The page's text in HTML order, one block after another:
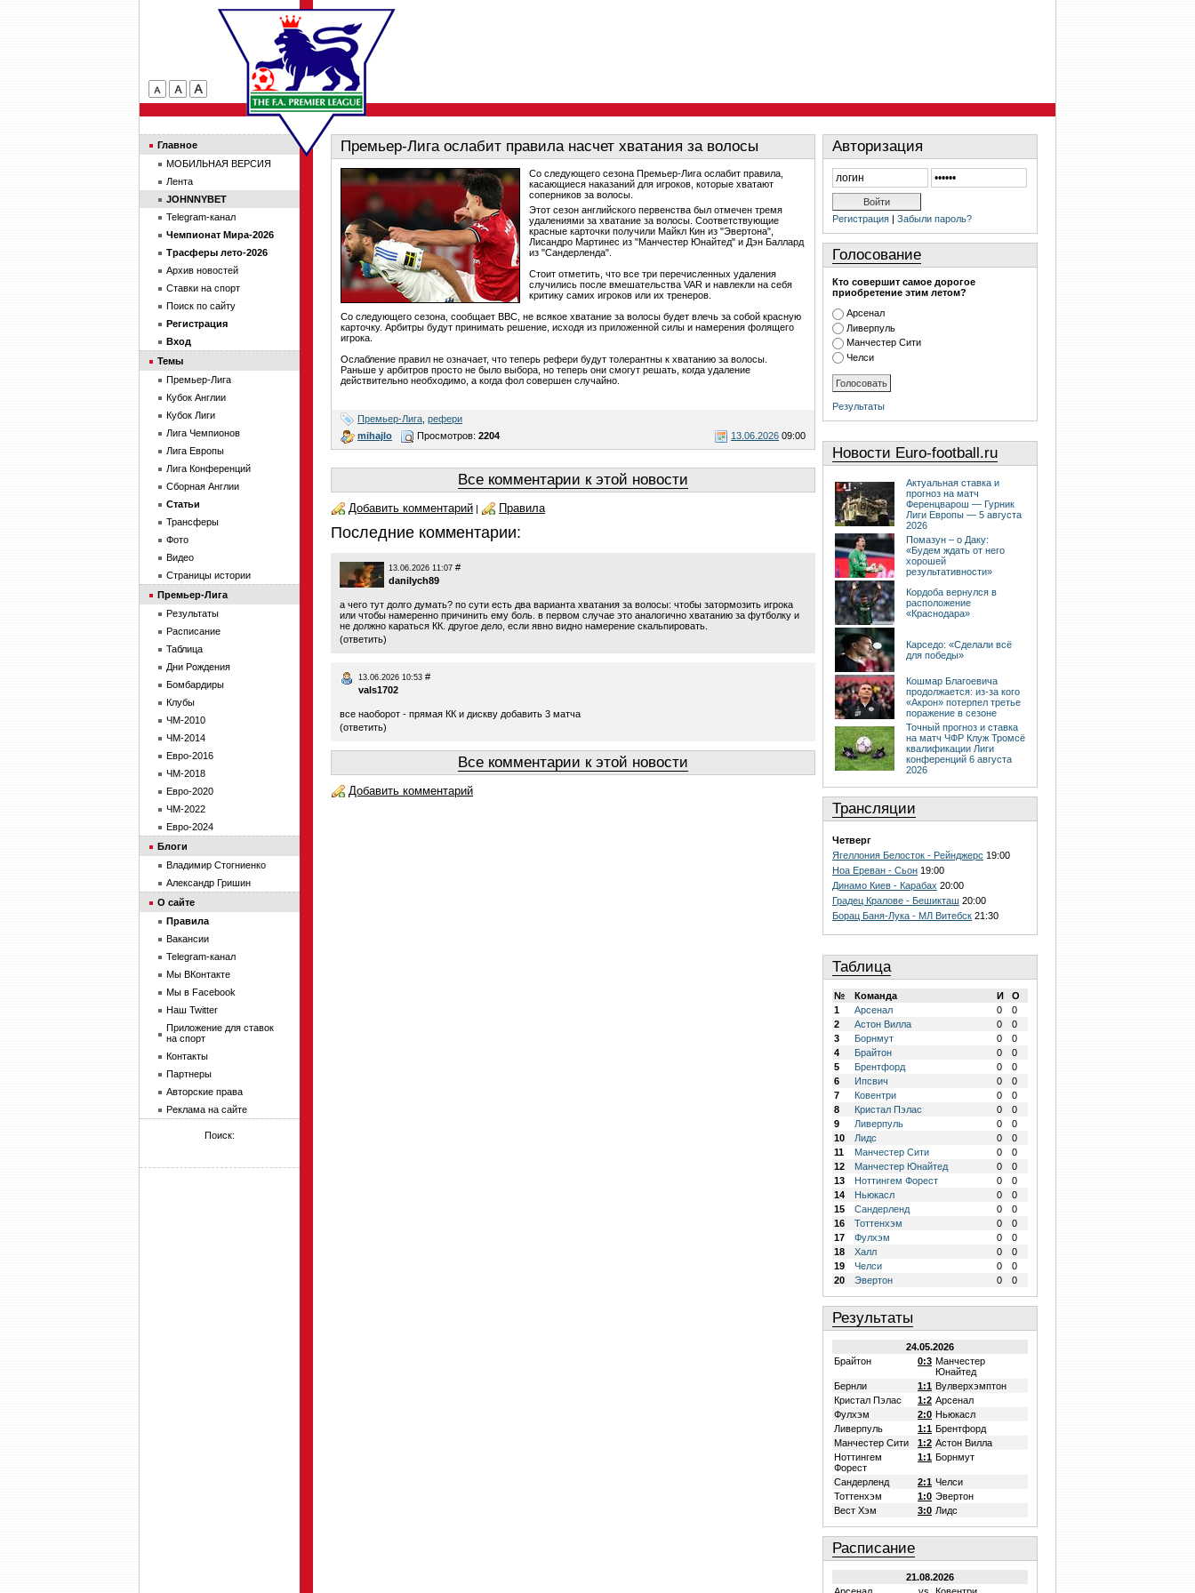
Премьер-Лига ослабит правила насчет хватания за волосы
Со следующего сезона Премьер-Лига ослабит правила,
касающиеся наказаний для игроков, которые хватают
соперников за волосы.
Этот сезон английского первенства был отмечен тремя
удалениями за хватание за волосы. Соответствующие
красные карточки получили Майкл Кин из "Эвертона",
Лисандро Мартинес из "Манчестер Юнайтед" и Дэн Баллард
из "Сандерленда".
Стоит отметить, что все три перечисленных удаления
случились после вмешательства VAR и навлекли на себя
критику самих игроков или их тренеров.
Со следующего сезона, сообщает BBC, не всякое хватание за волосы будет влечь за собой красную
карточку. Арбитры будут принимать решение, исходя из приложенной силы и намерения фолящего
игрока.
Ослабление правил не означает, что теперь рефери будут толерантны к хватанию за волосы.
Раньше у арбитров просто не было выбора, но теперь они смогут решать, когда удаление
действительно необходимо, а когда фол совершен случайно.
Премьер-Лига рефери
mihajlo
13.06.2026 09:00
Просмотров: 2204
Все комментарии к этой новости
Добавить комментарий | Правила
Последние комментарии:
13.06.2026 11:07 #
danilych89
а чего тут долго думать? по сути есть два варианта хватания за волосы: чтобы затормозить игрока
или чтобы намеренно причинить ему боль. в первом случае это аналогично хватанию за футболку и
не должно караться КК. другое дело, если явно видно намерение скальпировать.
(ответить)
13.06.2026 10:53 #
vals1702
все наоборот - прямая КК и дискву добавить 3 матча
(ответить)
Все комментарии к этой новости
Добавить комментарий
Авторизация
Регистрация | Забыли пароль?
Голосование
Кто совершит самое дорогое
приобретение этим летом?
Арсенал
Ливерпуль
Манчестер Сити
Челси
Результаты
Новости Euro-football.ru
Актуальная ставка и
прогноз на матч
Ференцварош — Гурник
Лиги Европы — 5 августа
2026
Помазун – о Даку:
«Будем ждать от него
хорошей
результативности»
Кордоба вернулся в
расположение
«Краснодара»
Карседо: «Сделали всё
для победы»
Кошмар Благоевича
продолжается: из-за кого
«Акрон» потерпел третье
поражение в сезоне
Точный прогноз и ставка
на матч ЧФР Клуж Тромсё
квалификации Лиги
конференций 6 августа
2026
Трансляции
Четверг
Ягеллония Белосток - Рейнджерс 19:00
Ноа Ереван - Сьон 19:00
Динамо Киев - Карабах 20:00
Градец Кралове - Бешикташ 20:00
Борац Баня-Лука - МЛ Витебск 21:30
Таблица
№ Команда И
О
1
Арсенал 0
0
2
Астон Вилла 0
0
3
Борнмут 0
0
4
Брайтон 0
0
5
Брентфорд 0
0
6
Ипсвич 0
0
7
Ковентри 0
0
8
Кристал Пэлас 0
0
9
Ливерпуль 0
0
10
Лидс 0
0
11
Манчестер Сити 0
0
12
Манчестер Юнайтед 0
0
13
Ноттингем Форест 0
0
14
Ньюкасл 0
0
15
Сандерленд 0
0
16
Тоттенхэм 0
0
17
Фулхэм 0
0
18
Халл 0
0
19
Челси 0
0
20
Эвертон 0 0
Результаты
24.05.2026
Брайтон
0:3 Манчестер
Юнайтед
Бернли
1:1 Вулверхэмптон
Кристал Пэлас
1:2 Арсенал
Фулхэм
2:0 Ньюкасл
Ливерпуль
1:1 Брентфорд
Манчестер Сити
1:2 Астон Вилла
Ноттингем
Форест
1:1 Борнмут
Сандерленд 2:1 Челси
Тоттенхэм
1:0 Эвертон
Вест Хэм
3:0 Лидс
Расписание
21.08.2026
Главное
МОБИЛЬНАЯ ВЕРСИЯ
Лента
JOHNNYBET
Telegram-канал
Чемпионат Мира-2026
Трасферы лето-2026
Архив новостей
Ставки на спорт
Поиск по сайту
Регистрация
Вход
Темы
Премьер-Лига
Кубок Англии
Кубок Лиги
Лига Чемпионов
Лига Европы
Лига Конференций
Сборная Англии
Статьи
Трансферы
Фото
Видео
Страницы истории
Премьер-Лига
Результаты
Расписание
Таблица
Дни Рождения
Бомбардиры
Клубы
ЧМ-2010
ЧМ-2014
Евро-2016
ЧМ-2018
Евро-2020
ЧМ-2022
Евро-2024
Блоги
Владимир Стогниенко
Александр Гришин
О сайте
Правила
Вакансии
Telegram-канал
Мы ВКонтакте
Мы в Facebook
Наш Twitter
Приложение для ставок
на спорт
Контакты
Партнеры
Авторские права
Реклама на сайте
Поиск: